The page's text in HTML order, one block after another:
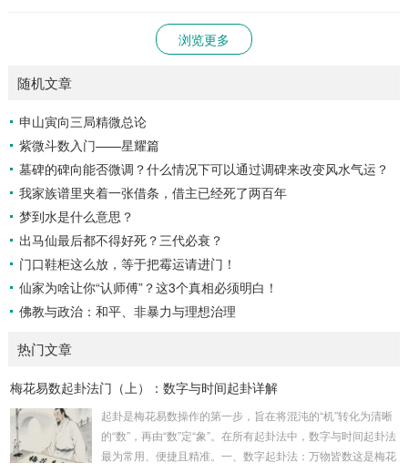
浏览更多
随机文章
申山寅向三局精微总论
紫微斗数入门——星耀篇
墓碑的碑向能否微调？什么情况下可以通过调碑来改变风水气运？
我家族谱里夹着一张借条，借主已经死了两百年
梦到水是什么意思？
出马仙最后都不得好死？三代必衰？
门口鞋柜这么放，等于把霉运请进门！
仙家为啥让你“认师傅”？这3个真相必须明白！
佛教与政治：和平、非暴力与理想治理
热门文章
梅花易数起卦法门（上）：数字与时间起卦详解
起卦是梅花易数操作的第一步，旨在将混沌的“机”转化为清晰
的“数”，再由“数”定“象”。在所有起卦法中，数字与时间起卦法
最为常用、便捷且精准。一、数字起卦法：万物皆数这是梅花